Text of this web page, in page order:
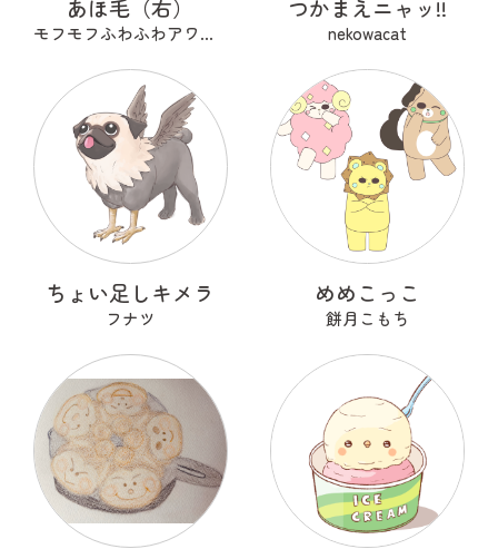
あほ毛（右）
モフモフふわふわアワアワ
つかまえニャッ!!
nekowacat
ちょい足しキメラ
フナツ
めめこっこ
餅月こもち